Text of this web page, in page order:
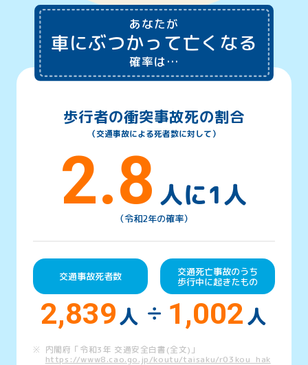
あなたが
車にぶつかって亡くなる
確率は…
歩行者の衝突事故死の割合
（交通事故による死者数に対して）
2.8 人に1人
（令和2年の確率）
交通事故死者数
2,839人
交通死亡事故のうち
歩行中に起きたもの
1,002人
内閣府「令和3年 交通安全白書(全文)」
https://www8.cao.go.jp/koutu/taisaku/r03kou_hak